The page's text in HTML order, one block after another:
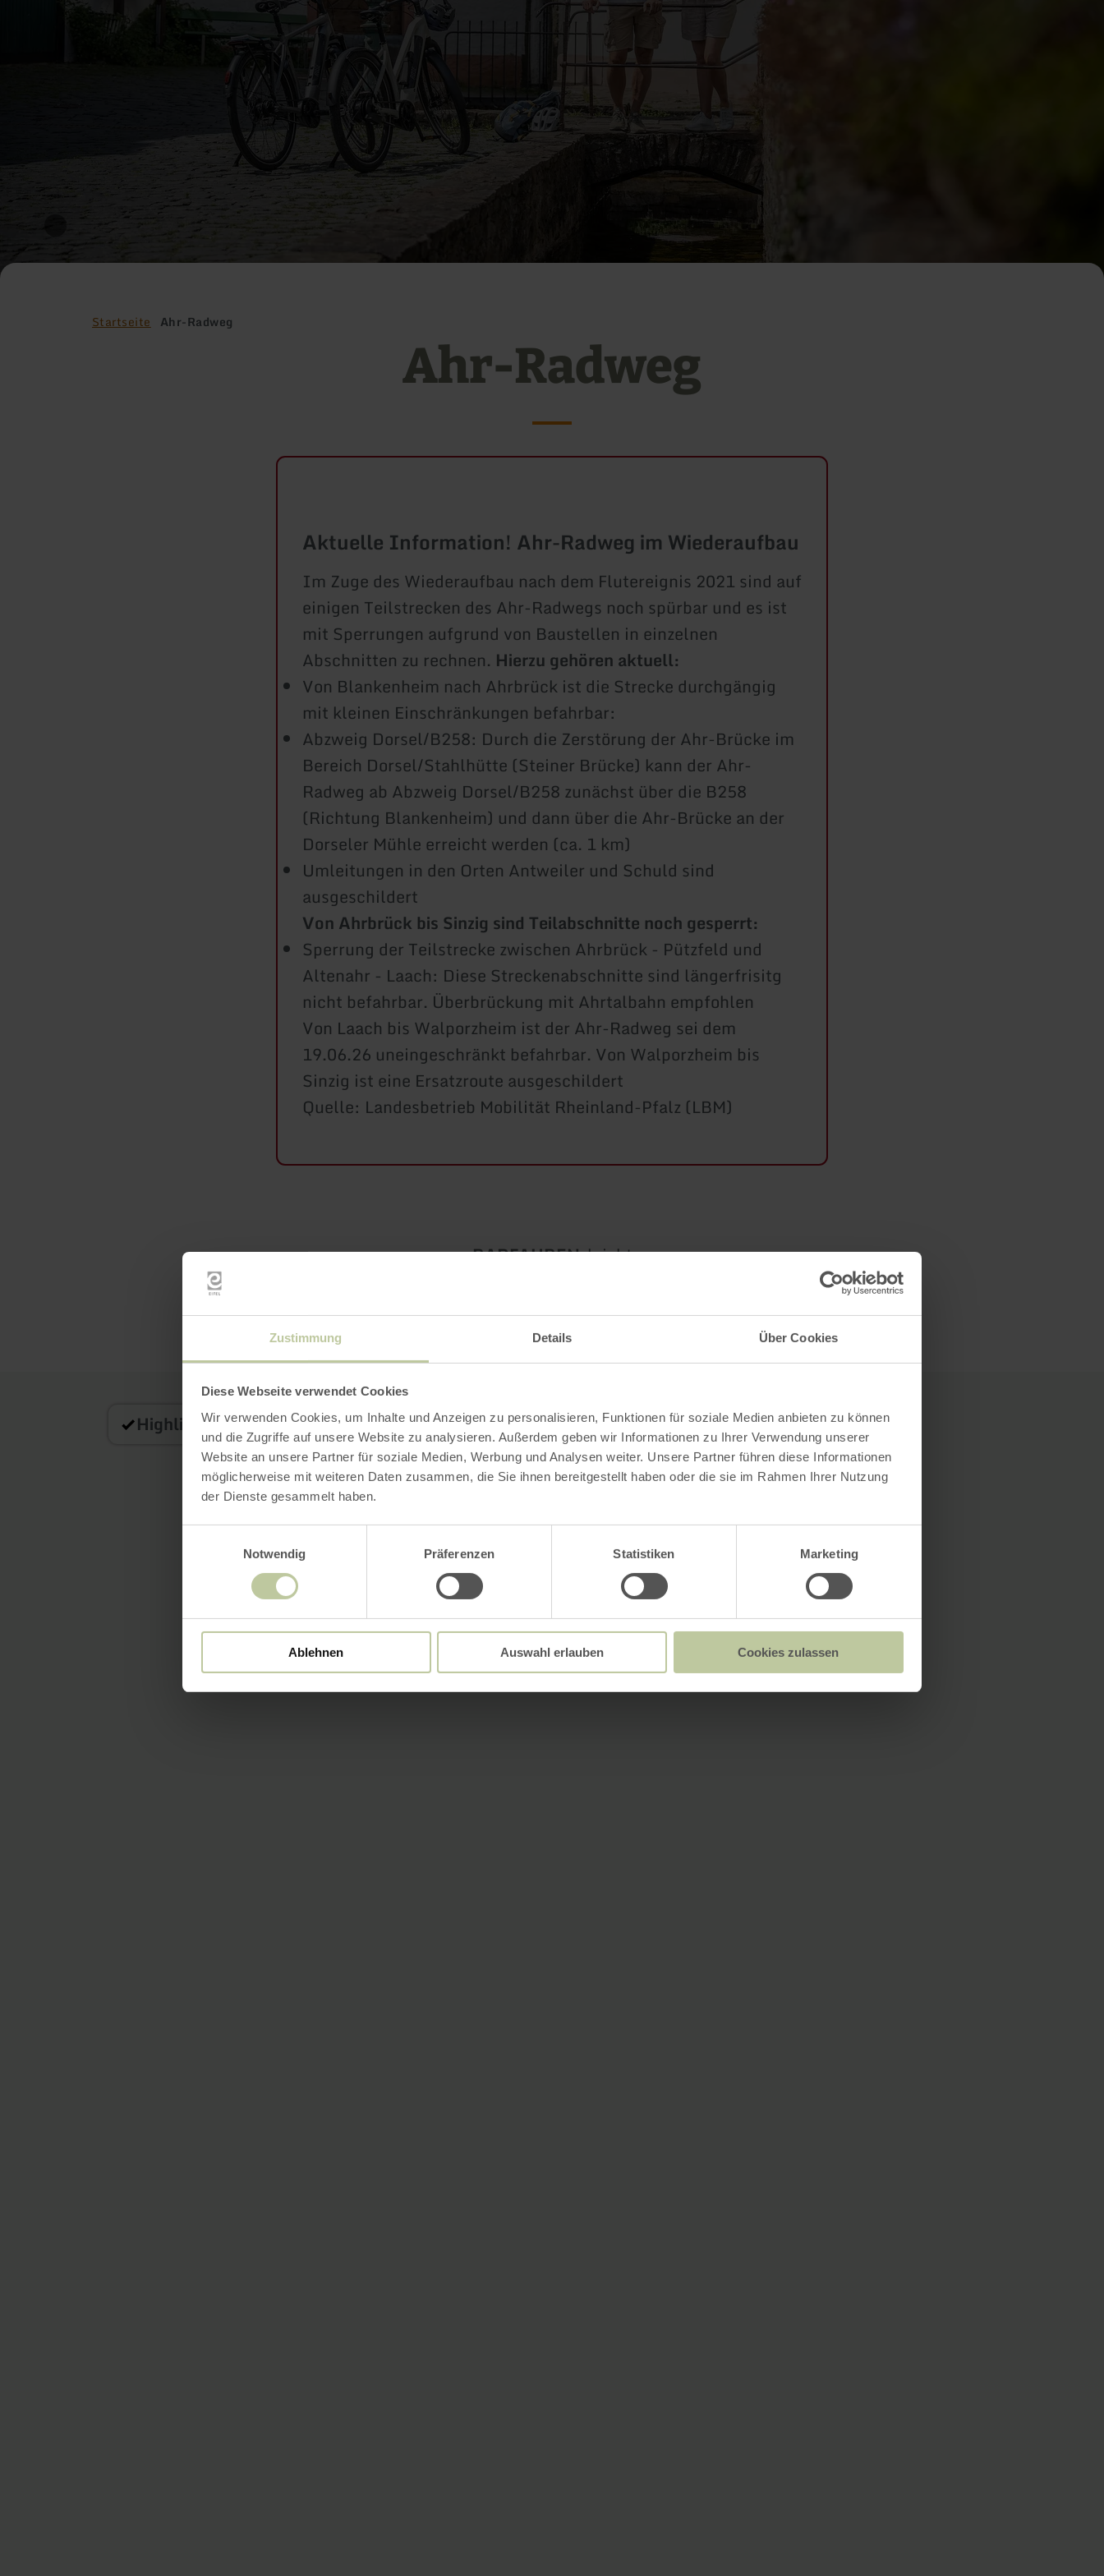
Zustimmung Details Über Cookies
Diese Webseite verwendet Cookies
Wir verwenden Cookies, um Inhalte und Anzeigen zu personalisieren, Funktionen für soziale Medien anbieten zu können
und die Zugriffe auf unsere Website zu analysieren. Außerdem geben wir Informationen zu Ihrer Verwendung unserer
Website an unsere Partner für soziale Medien, Werbung und Analysen weiter. Unsere Partner führen diese Informationen
möglicherweise mit weiteren Daten zusammen, die Sie ihnen bereitgestellt haben oder die sie im Rahmen Ihrer Nutzung
der Dienste gesammelt haben.
Notwendig
Präferenzen Statistiken Marketing
Ablehnen Auswahl erlauben Cookies zulassen
Startseite Ahr-Radweg
Ahr-Radweg
Aktuelle Information! Ahr-Radweg im Wiederaufbau
Im Zuge des Wiederaufbau nach dem Flutereignis 2021 sind auf
einigen Teilstrecken des Ahr-Radwegs noch spürbar und es ist
mit Sperrungen aufgrund von Baustellen in einzelnen
Abschnitten zu rechnen. Hierzu gehören aktuell:
Von Blankenheim nach Ahrbrück ist die Strecke durchgängig
mit kleinen Einschränkungen befahrbar:
Abzweig Dorsel/B258: Durch die Zerstörung der Ahr-Brücke im
Bereich Dorsel/Stahlhütte (Steiner Brücke) kann der Ahr-
Radweg ab Abzweig Dorsel/B258 zunächst über die B258
(Richtung Blankenheim) und dann über die Ahr-Brücke an der
Dorseler Mühle erreicht werden (ca. 1 km)
Umleitungen in den Orten Antweiler und Schuld sind
ausgeschildert
Von Ahrbrück bis Sinzig sind Teilabschnitte noch gesperrt:
Sperrung der Teilstrecke zwischen Ahrbrück - Pützfeld und
Altenahr - Laach: Diese Streckenabschnitte sind längerfrisitg
nicht befahrbar. Überbrückung mit Ahrtalbahn empfohlen
Von Laach bis Walporzheim ist der Ahr-Radweg sei dem
19.06.26 uneingeschränkt befahrbar. Von Walporzheim bis
Sinzig ist eine Ersatzroute ausgeschildert
Quelle: Landesbetrieb Mobilität Rheinland-Pfalz (LBM)
Art
RADFAHREN-Schwierigkeit:
leicht
LÄNGE
AUFSTIEG
182 hm
ABSTIEG
Highlight Gastronomie Unterkünfte